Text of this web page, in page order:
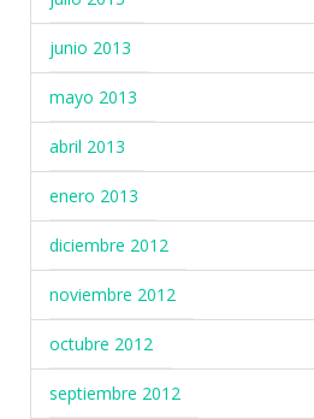
junio 2013
mayo 2013
abril 2013
enero 2013
diciembre 2012
noviembre 2012
octubre 2012
septiembre 2012